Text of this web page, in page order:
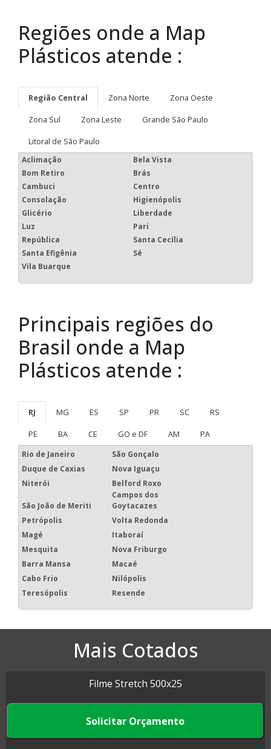
Solicitar Orçamento
Regiões onde a Map
Plásticos atende :
Região Central Zona Norte
Zona Oeste
Zona Sul
Zona Leste
Grande São Paulo
Litoral de São Paulo
Aclimação
Bela Vista
Bom Retiro
Brás
Cambuci
Centro
Consolação
Higienópolis
Glicério
Liberdade
Luz
Pari
República
Santa Cecília
Santa Efigênia
Sé
Vila Buarque
Principais regiões do
Brasil onde a Map
Plásticos atende :
RJ MG ES SP PR SC
RS
PE
BA CE GO e DF AM PA
Rio de Janeiro
São Gonçalo
Duque de Caxias
Nova Iguaçu
Niterói
Belford Roxo
São João de Meriti
Campos dos
Goytacazes
Petrópolis
Volta Redonda
Magé
Itaboraí
Mesquita
Nova Friburgo
Barra Mansa
Macaé
Cabo Frio
Nilópolis
Teresópolis
Resende
Mais Cotados
Filme Stretch 500x25
Filme Stretch Preto